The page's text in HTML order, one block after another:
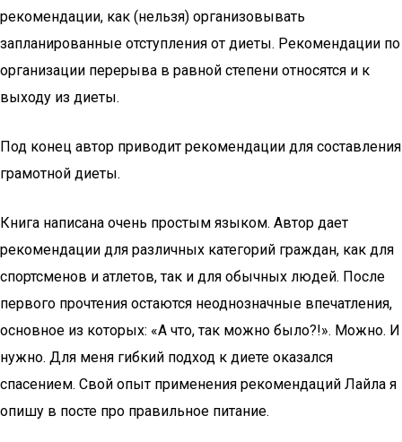
рекомендации, как (нельзя) организовывать
запланированные отступления от диеты. Рекомендации по
организации перерыва в равной степени относятся и к
выходу из диеты.
Под конец автор приводит рекомендации для составления
грамотной диеты.
Книга написана очень простым языком. Автор дает
рекомендации для различных категорий граждан, как для
спортсменов и атлетов, так и для обычных людей. После
первого прочтения остаются неоднозначные впечатления,
основное из которых: «А что, так можно было?!». Можно. И
нужно. Для меня гибкий подход к диете оказался
спасением. Свой опыт применения рекомендаций Лайла я
опишу в посте про правильное питание.